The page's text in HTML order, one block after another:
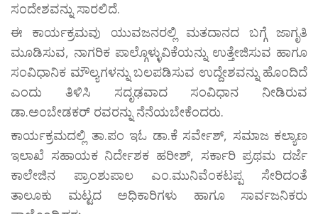
ಸಂದೇಶವನ್ನು ಸಾರಲಿದೆ.
ಈ ಕಾರ್ಯಕ್ರಮವು ಯುವಜನರಲ್ಲಿ ಮತದಾನದ ಬಗ್ಗೆ ಜಾಗೃತಿ
ಮೂಡಿಸುವ, ನಾಗರಿಕ ಪಾಲ್ಗೊಳ್ಳುವಿಕೆಯನ್ನು ಉತ್ತೇಜಿಸುವ ಹಾಗೂ
ಸಂವಿಧಾನಿಕ ಮೌಲ್ಯಗಳನ್ನು ಬಲಪಡಿಸುವ ಉದ್ದೇಶವನ್ನು ಹೊಂದಿದೆ
ಎಂದು ತಿಳಿಸಿ ಸದೃಢವಾದ ಸಂವಿಧಾನ ನೀಡಿರುವ
ಡಾ.ಅಂಬೇಡಕರ್ ರವರನ್ನು ನೆನೆಯಬೇಕೆಂದರು.
ಕಾರ್ಯಕ್ರಮದಲ್ಲಿ ತಾ.ಪಂ ಇಓ ಡಾ.ಕೆ ಸರ್ವೇಶ್, ಸಮಾಜ ಕಲ್ಯಾಣ
ಇಲಾಖೆ ಸಹಾಯಕ ನಿರ್ದೇಶಕ ಹರೀಶ್, ಸರ್ಕಾರಿ ಪ್ರಥಮ ದರ್ಜೆ
ಕಾಲೇಜಿನ ಪ್ರಾಂಶುಪಾಲ ಎಂ.ಮುನಿವೆಂಕಟಪ್ಪ ಸೇರಿದಂತೆ
ತಾಲೂಕು ಮಟ್ಟದ ಅಧಿಕಾರಿಗಳು ಹಾಗೂ ಸಾರ್ವಜನಿಕರು